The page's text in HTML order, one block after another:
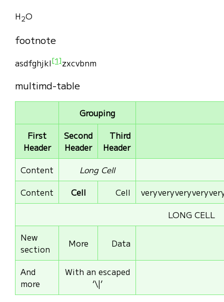
H2O
footnote
asdfghjkl[1]zxcvbnm
multimd-table
Grouping
First
Header
Second
Header
Third
Header
Content
Long Cell
Content
Cell Cell
LONG CELL
New
section
More Data
And
more
With an escaped
‘\|’